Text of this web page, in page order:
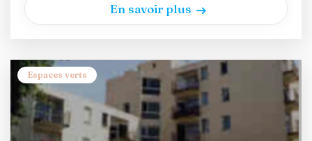
En savoir plus
Espaces verts